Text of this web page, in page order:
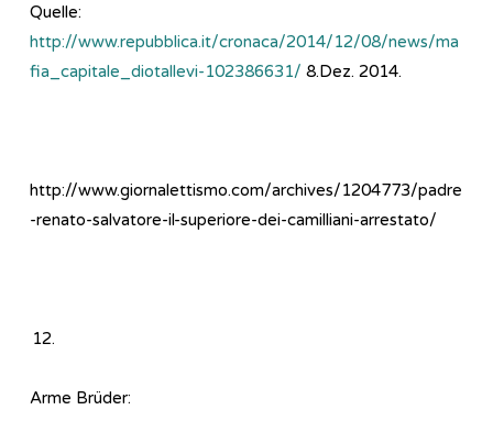
Quelle:
http://www.repubblica.it/cronaca/2014/12/08/news/ma
fia_capitale_diotallevi-102386631/ 8.Dez. 2014.
http://www.giornalettismo.com/archives/1204773/padre
-renato-salvatore-il-superiore-dei-camilliani-arrestato/
Arme Brüder: